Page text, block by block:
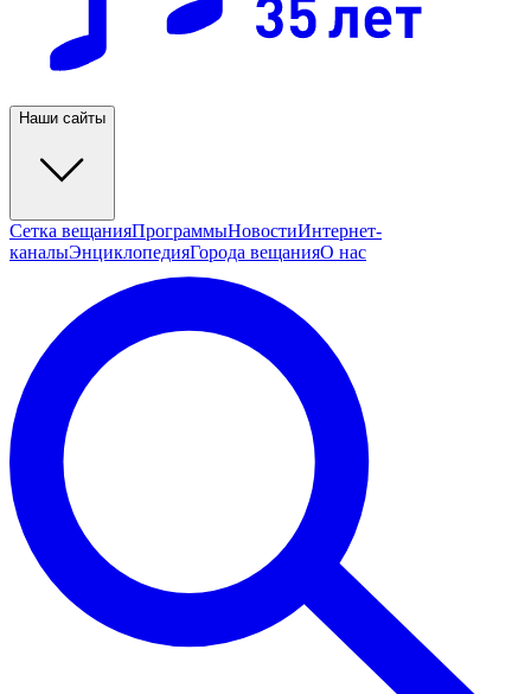
Наши сайты
Сетка вещанияПрограммыНовостиИнтернет-
каналыЭнциклопедияГорода вещанияО нас